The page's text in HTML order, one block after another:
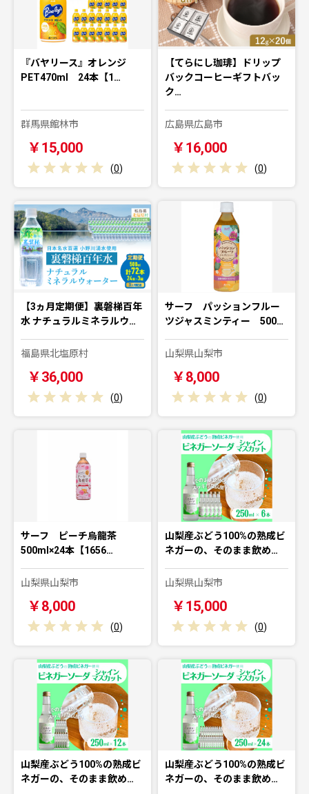
『バヤリース』オレンジ
PET470ml 24本【1…
群馬県館林市
￥15,000
(0)
【てらにし珈琲】ドリップ
バックコーヒーギフトバッ
ク…
広島県広島市
￥16,000
(0)
【3ヵ月定期便】裏磐梯百年
水 ナチュラルミネラルウ…
福島県北塩原村
￥36,000
(0)
サーフ パッションフルー
ツジャスミンティー 500…
山梨県山梨市
￥8,000
(0)
サーフ ピーチ烏龍茶
500ml×24本【1656…
山梨県山梨市
￥8,000
(0)
山梨産ぶどう100%の熟成ビ
ネガーの、そのまま飲め…
山梨県山梨市
￥15,000
(0)
山梨産ぶどう100%の熟成ビ
ネガーの、そのまま飲め…
山梨産ぶどう100%の熟成ビ
ネガーの、そのまま飲め…